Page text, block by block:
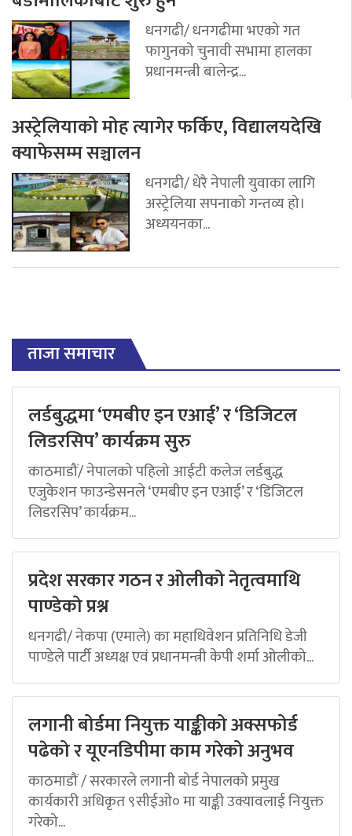
धनगढी/ धनगढीमा भएको गत
फागुनको चुनावी सभामा हालका
प्रधानमन्त्री बालेन्द्र...
अस्ट्रेलियाको मोह त्यागेर फर्किए, विद्यालयदेखि
क्याफेसम्म सञ्चालन
धनगढी/ धेरै नेपाली युवाका लागि
अस्ट्रेलिया सपनाको गन्तव्य हो।
अध्ययनका...
ताजा समाचार
लर्डबुद्धमा ‘एमबीए इन एआई’ र ‘डिजिटल
लिडरसिप’ कार्यक्रम सुरु
काठमाडौं/ नेपालको पहिलो आईटी कलेज लर्डबुद्ध
एजुकेशन फाउन्डेसनले ‘एमबीए इन एआई’ र ‘डिजिटल
लिडरसिप’ कार्यक्रम...
प्रदेश सरकार गठन र ओलीको नेतृत्वमाथि
पाण्डेको प्रश्न
धनगढी/ नेकपा (एमाले) का महाधिवेशन प्रतिनिधि डेजी
पाण्डेले पार्टी अध्यक्ष एवं प्रधानमन्त्री केपी शर्मा ओलीको...
लगानी बोर्डमा नियुक्त याङ्कीको अक्सफोर्ड
पढेको र यूएनडिपीमा काम गरेको अनुभव
काठमाडौं / सरकारले लगानी बोर्ड नेपालको प्रमुख
कार्यकारी अधिकृत ९सीईओ० मा याङ्की उक्यावलाई नियुक्त
गरेको...